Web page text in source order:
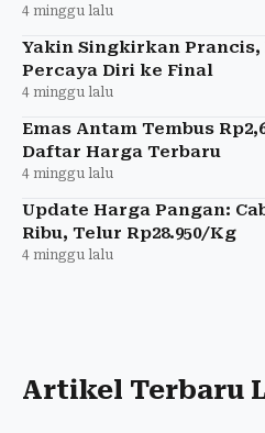
4 minggu lalu
Yakin Singkirkan
Percaya Diri ke Final
4 minggu lalu
Emas Antam Tembus
Daftar Harga Terbaru
4 minggu lalu
Update Harga Pangan:
Ribu, Telur Rp28.950/Kg
4 minggu lalu
Artikel Terbaru